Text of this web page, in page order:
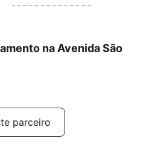
na Avenida São
parceiro